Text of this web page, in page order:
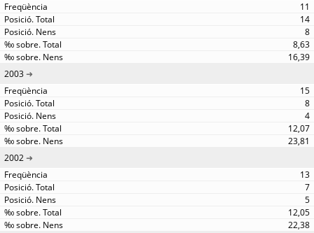
11
14
8
8,63
16,39
2003
15
8
4
12,07
23,81
2002
13
7
5
12,05
22,38